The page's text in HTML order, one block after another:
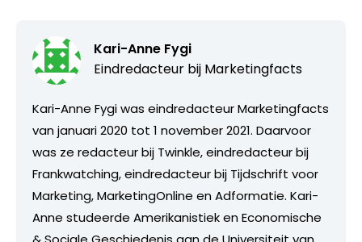
Kari-Anne Fygi
Eindredacteur bij Marketingfacts
Kari-Anne Fygi was eindredacteur Marketingfacts
van januari 2020 tot 1 november 2021. Daarvoor
was ze redacteur bij Twinkle, eindredacteur bij
Frankwatching, eindredacteur bij Tijdschrift voor
Marketing, MarketingOnline en Adformatie. Kari-
Anne studeerde Amerikanistiek en Economische